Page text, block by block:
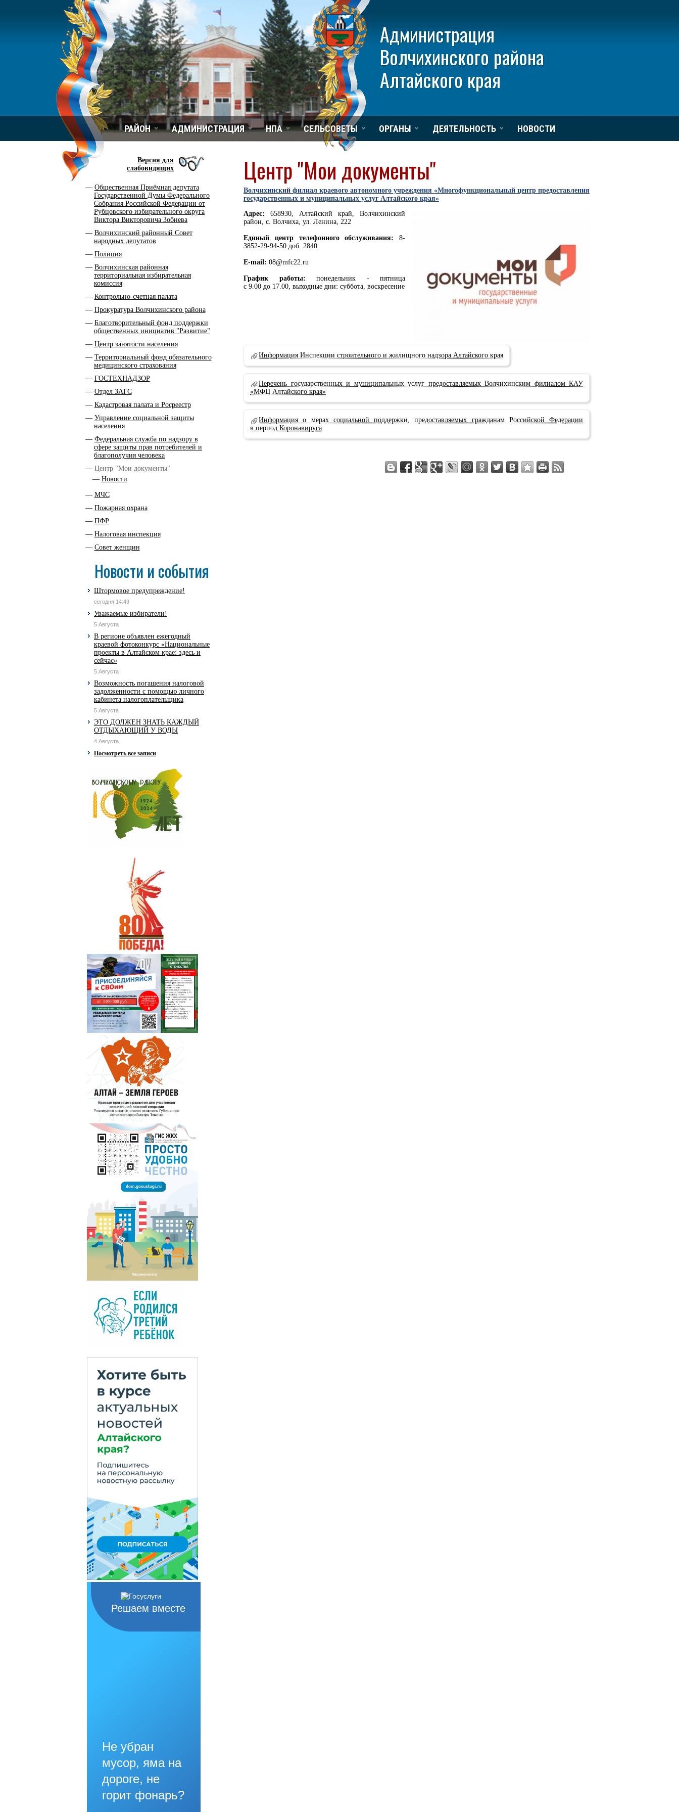
Администрация
Волчихинского района
Алтайского края
РАЙОН АДМИНИСТРАЦИЯ НПА СЕЛЬСОВЕТЫ ОРГАНЫ ДЕЯТЕЛЬНОСТЬ НОВОСТИ
Версия для
слабовидящих
Общественная Приёмная депутата
Государственной Думы Федерального
Собрания Российской Федерации от
Рубцовского избирательного округа
Виктора Викторовича Зобнева
Волчихинский районный Совет
народных депутатов
Полиция
Волчихинская районная
территориальная избирательная
комиссия
Контрольно-счетная палата
Прокуратура Волчихинского района
Благотворительный фонд поддержки
общественных инициатив "Развитие"
Центр занятости населения
Территориальный фонд обязательного
медицинского страхования
ГОСТЕХНАДЗОР
Отдел ЗАГС
Кадастровая палата и Росреестр
Управление социальной защиты
населения
Федеральная служба по надзору в
сфере защиты прав потребителей и
благополучия человека
Центр "Мои документы"
Новости
МЧС
Пожарная охрана
ПФР
Налоговая инспекция
Совет женщин
Новости и события
Штормовое предупреждение!
сегодня 14:49
Уважаемые избиратели!
5 Августа
В регионе объявлен ежегодный
краевой фотоконкурс «Национальные
проекты в Алтайском крае: здесь и
сейчас»
5 Августа
Возможность погашения налоговой
задолженности с помощью личного
кабинета налогоплательщика
5 Августа
ЭТО ДОЛЖЕН ЗНАТЬ КАЖДЫЙ
ОТДЫХАЮЩИЙ У ВОДЫ
4 Августа
Посмотреть все записи
Решаем вместе
Не убран
мусор, яма на
дороге, не
горит фонарь?
Центр "Мои документы"
Волчихинский филиал краевого автономного учреждения «Многофункциональный центр предоставления
государственных и муниципальных услуг Алтайского края»
Адрес: 658930, Алтайский край, Волчихинский
район, с. Волчиха, ул. Ленина, 222
Единый центр телефонного обслуживания: 8-
3852-29-94-50 доб. 2840
E-mail: 08@mfc22.ru
График работы: понедельник - пятница
с 9.00 до 17.00, выходные дни: суббота, воскресение
Информация Инспекции строительного и жилищного надзора Алтайского края
Перечень государственных и муниципальных услуг предоставляемых Волчихинским филиалом КАУ
«МФЦ Алтайского края»
Информация о мерах социальной поддержки, предоставляемых гражданам Российской Федерации
в период Коронавируса